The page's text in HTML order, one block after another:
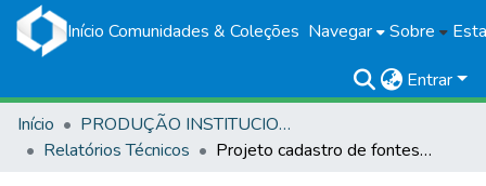
Início Comunidades & Coleções Navegar Sobre
Entrar
Início
PRODUÇÃO INSTITUCIONAL
Relatórios Técnicos
Projeto cadastro de fontes de abastecimento por água subterrânea: estado - Bahia: diagnóstico do município de Macajuba